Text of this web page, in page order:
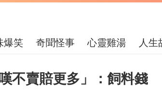
爆笑 奇聞怪事 心靈雞湯 人生
不賣賠更多」：飼料錢